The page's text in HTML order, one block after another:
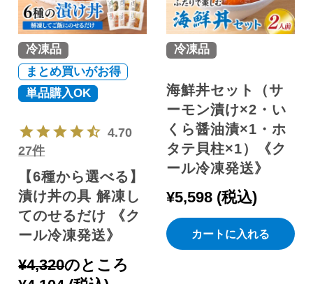
冷凍品
まとめ買いがお得
単品購入OK
4.70
27件
【6種から選べる】
漬け丼の具 解凍し
てのせるだけ 《ク
ール冷凍発送》
¥4,320のところ
冷凍品
海鮮丼セット（サ
ーモン漬け×2・い
くら醤油漬×1・ホ
タテ貝柱×1）《ク
ール冷凍発送》
¥5,598 税込
カートに入れる